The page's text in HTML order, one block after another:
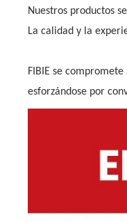
Nuestros productos
La calidad y la
FIBIE se
esforzándose por